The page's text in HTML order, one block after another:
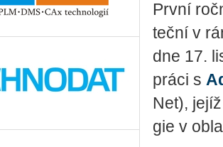
První
teč­ní v
dne 17.
prá­ci s
Net),
gie v